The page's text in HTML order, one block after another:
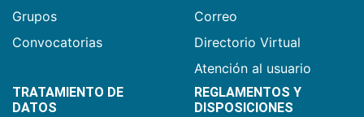
Grupos
Convocatorias
Correo
Directorio Virtual
Atención al usuario
TRATAMIENTO DE
DATOS
REGLAMENTOS Y
DISPOSICIONES